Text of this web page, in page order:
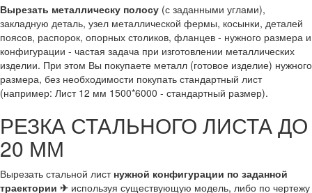
Вырезать металлическу полосу (с заданными углами),
закладную деталь, узел металлической фермы, косынки, деталей
поясов, распорок, опорных столиков, фланцев - нужного размера и
конфигурации - частая задача при изготовлении металлических
изделии. При этом Вы покупаете металл (готовое изделие) нужного
размера, без необходимости покупать стандартный лист
(например: Лист 12 мм 1500*6000 - стандартный размер).
РЕЗКА СТАЛЬНОГО ЛИСТА ДО
20 ММ
Вырезать стальной лист нужной конфигурации по заданной
траектории ✈ используя существующую модель, либо по чертежу